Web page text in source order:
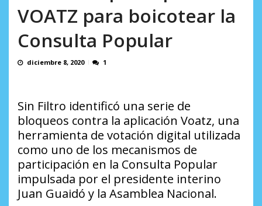
VOATZ para boicotear la
Consulta Popular
diciembre 8, 2020 1
Sin Filtro identificó una serie de
bloqueos contra la aplicación Voatz, una
herramienta de votación digital utilizada
como uno de los mecanismos de
participación en la Consulta Popular
impulsada por el presidente interino
Juan Guaidó y la Asamblea Nacional.